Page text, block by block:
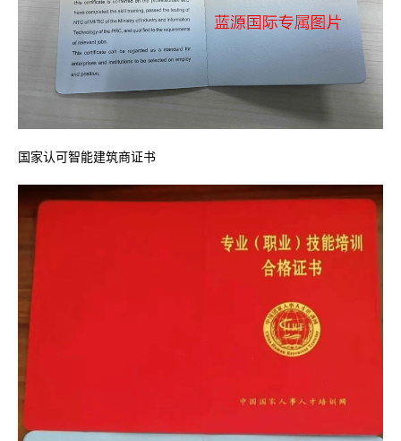
国家认可智能建筑商证书